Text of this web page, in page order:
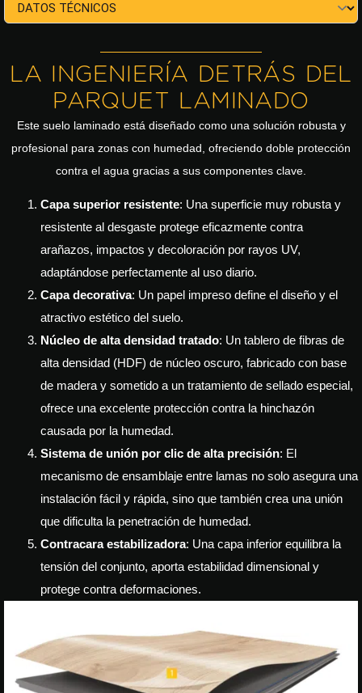
LA INGENIERÍA DETRÁS DEL
PARQUET LAMINADO
Este suelo laminado está diseñado como una solución robusta y
profesional para zonas con humedad, ofreciendo doble protección
contra el agua gracias a sus componentes clave.
Capa superior resistente: Una superficie muy robusta y
resistente al desgaste protege eficazmente contra
arañazos, impactos y decoloración por rayos UV,
adaptándose perfectamente al uso diario.
Capa decorativa: Un papel impreso define el diseño y el
atractivo estético del suelo.
Núcleo de alta densidad tratado: Un tablero de fibras de
alta densidad (HDF) de núcleo oscuro, fabricado con base
de madera y sometido a un tratamiento de sellado especial,
ofrece una excelente protección contra la hinchazón
causada por la humedad.
Sistema de unión por clic de alta precisión: El
mecanismo de ensamblaje entre lamas no solo asegura una
instalación fácil y rápida, sino que también crea una unión
que dificulta la penetración de humedad.
Contracara estabilizadora: Una capa inferior equilibra la
tensión del conjunto, aporta estabilidad dimensional y
protege contra deformaciones.